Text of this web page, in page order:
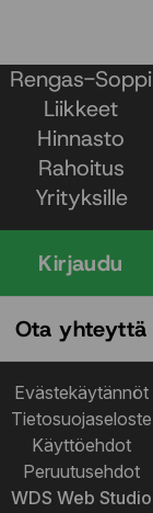
Rengas-Soppi
Liikkeet
Hinnasto
Rahoitus
Yrityksille
Kirjaudu
Ota yhteyttä
Evästekäytännöt
Tietosuojaseloste
Käyttöehdot
Peruutusehdot
WDS Web Studio